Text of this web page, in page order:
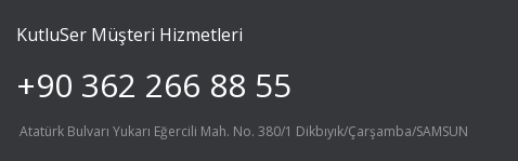
KutluSer Müşteri Hizmetleri
+90 362 266 88 55
Atatürk Bulvarı Yukarı Eğercili Mah. No. 380/1 Dikbıyık/Çarşamba/SAMSUN